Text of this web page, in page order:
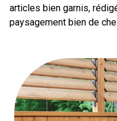
articles bien garnis,
paysagement bien de